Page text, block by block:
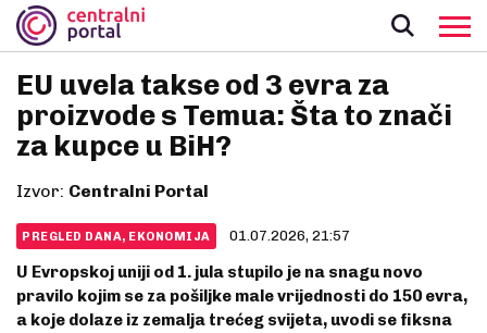
EU uvela takse od 3 evra za
proizvode s Temua: Šta to znači
za kupce u BiH?
Izvor: Centralni Portal
PREGLED DANA, EKONOMIJA 01.07.2026, 21:57
U Evropskoj uniji od 1. jula stupilo je na snagu novo
pravilo kojim se za pošiljke male vrijednosti do 150 evra,
a koje dolaze iz zemalja trećeg svijeta, uvodi se fiksna